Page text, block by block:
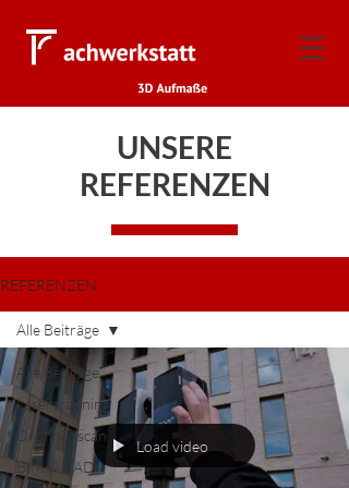
UNSERE
REFERENZEN
REFERENZEN
Alle Beiträge
Laserscanning
Drohnenscan
BIM & CAD
Alle Beiträge
Load video